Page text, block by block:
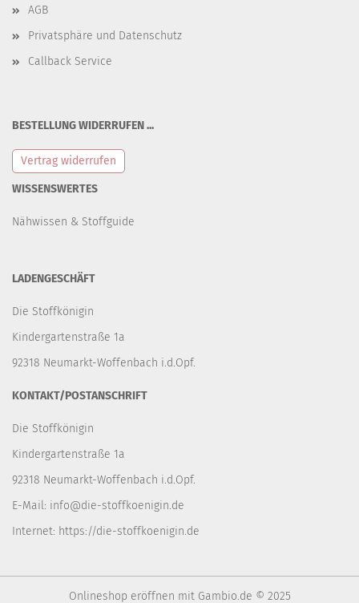
AGB
Privatsphäre und Datenschutz
Callback Service
BESTELLUNG WIDERRUFEN ...
Vertrag widerrufen
WISSENSWERTES
Nähwissen & Stoffguide
LADENGESCHÄFT
Die Stoffkönigin
Kindergartenstraße 1a
92318 Neumarkt-Woffenbach i.d.Opf.
KONTAKT/POSTANSCHRIFT
Die Stoffkönigin
Kindergartenstraße 1a
92318 Neumarkt-Woffenbach i.d.Opf.
E-Mail: info@die-stoffkoenigin.de
Internet: https://die-stoffkoenigin.de
Onlineshop eröffnen mit Gambio.de © 2025